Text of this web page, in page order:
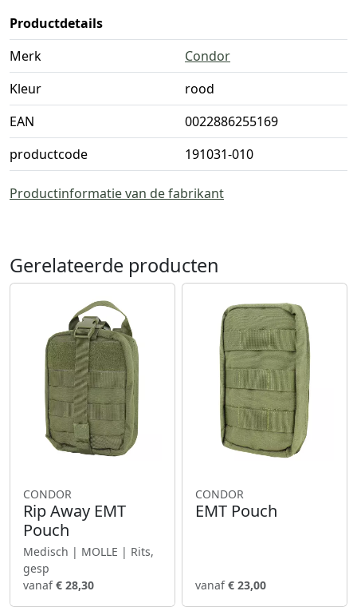
Productdetails
Merk
Condor
Kleur
rood
EAN
0022886255169
productcode
191031-010
Productinformatie van de fabrikant
Gerelateerde producten
CONDOR
Rip Away EMT
Pouch
Medisch | MOLLE | Rits,
gesp
vanaf€ 28,30
CONDOR
EMT Pouch
vanaf€ 23,00